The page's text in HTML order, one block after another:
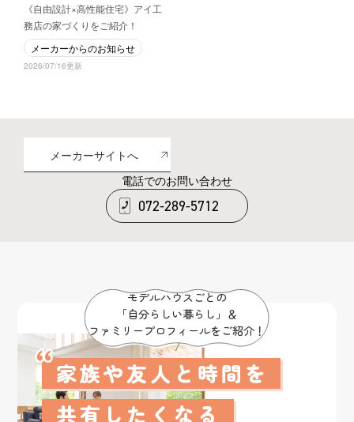
《自由設計×高性能住宅》アイ工
務店の家づくりをご紹介！
メーカーからのお知らせ
2026/07/16更新
メーカーサイトへ
電話でのお問い合わせ
072-289-5712
モデルハウスごとの
「自分らしい暮らし」＆
ファミリープロフィールをご紹介！
家族や友人と時間を
共有したくなる